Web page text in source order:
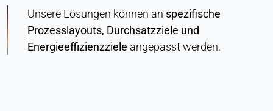
Unsere Lösungen können an spezifische
Prozesslayouts, Durchsatzziele und
Energieeffizienzziele angepasst werden.